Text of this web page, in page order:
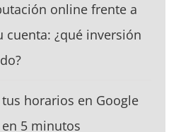
online frente a
¿qué inversión
horarios en Google
5 minutos